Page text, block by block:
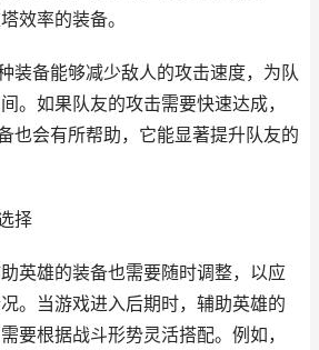
效率的装备。
装备能够减少敌人的攻击速度，为队
。如果队友的攻击需要快速达成，
也会有所帮助，它能显著提升队友的
择
英雄的装备也需要随时调整，以应
。当游戏进入后期时，辅助英雄的
要根据战斗形势灵活搭配。例如，